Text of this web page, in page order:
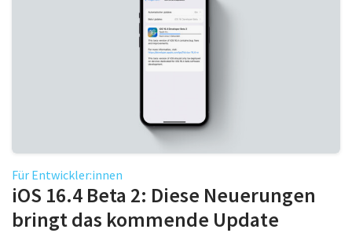
Für Entwickler:innen
iOS 16.4 Beta 2: Diese Neuerungen
bringt das kommende Update